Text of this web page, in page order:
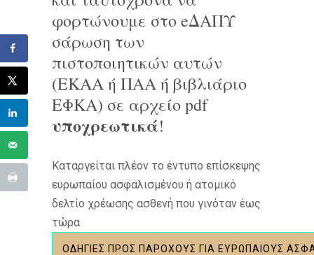
φορτώνουμε στο eΔΑΠΥ
σάρωση των
πιστοποιητικών αυτών
(ΕΚΑΑ ή ΠΑΑ ή βιβλιάριο
ΕΦΚΑ) σε αρχείο pdf
υποχρεωτικά!
Καταργείται πλέον το έντυπο επίσκεψης
ευρωπαίου ασφαλισμένου ή ατομικό
δελτίο χρέωσης ασθενή που γινόταν έως
τώρα
ΟΔΗΓΙΕΣ ΠΡΟΣ ΠΑΡΟΧΟΥΣ ΓΙΑ ΕΥΡΩΠΑΙΟΥΣ